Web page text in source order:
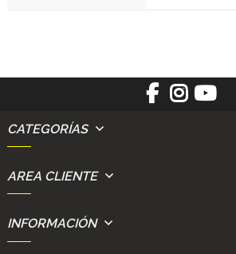
CATEGORÍAS
AREA CLIENTE
INFORMACIÓN